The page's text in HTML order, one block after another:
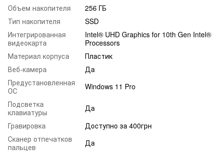
Объем накопителя
256 ГБ
Тип накопителя
SSD
Интегрированная
видеокарта
Intel® UHD Graphics for 10th Gen Intel®
Processors
Материал корпуса
Пластик
Веб-камера
Да
Предустановленная
ОС
Windows 11 Pro
Подсветка
клавиатуры
Да
Гравировка
Доступно за 400грн
Сканер отпечатков
пальцев
Да